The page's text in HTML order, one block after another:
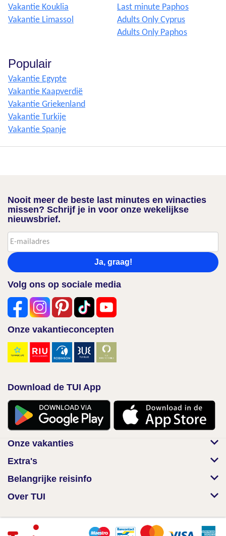
Vakantie Kouklia
Vakantie Limassol
Last minute Paphos
Adults Only Cyprus
Adults Only Paphos
Populair
Vakantie Egypte
Vakantie Kaapverdië
Vakantie Griekenland
Vakantie Turkije
Vakantie Spanje
Nooit meer de beste last minutes en winacties
missen? Schrijf je in voor onze wekelijkse
nieuwsbrief.
Ja, graag!
Volg ons op sociale media
Onze vakantieconcepten
Download de TUI App
Onze vakanties
Extra's
Belangrijke reisinfo
Over TUI